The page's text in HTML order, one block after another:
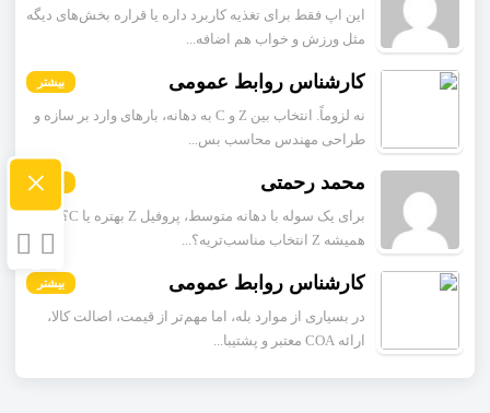
این اپ فقط برای تغذیه کاربرد داره یا قراره بخش‌های دیگه
مثل ورزش و خواب هم اضافه...
کارشناس روابط عمومی بیشتر
نه لزوماً. انتخاب بین Z و C به دهانه، بارهای وارد بر سازه و
طراحی مهندس محاسب بس...
محمد رحمتی بیشتر
برای یک سوله با دهانه متوسط، پروفیل Z بهتره یا C؟
همیشه Z انتخاب مناسب‌تریه؟...
کارشناس روابط عمومی بیشتر
در بسیاری از موارد بله، اما مهم‌تر از قیمت، اصالت کالا،
ارائه COA معتبر و پشتیبا...
×